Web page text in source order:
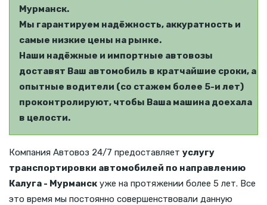
Мурманск.
Мы гарантируем надёжность, аккуратность и
самые низкие цены на рынке.
Наши надёжные и импортные автовозы
доставят Ваш автомобиль в кратчайшие сроки, а
опытные водители (со стажем более 5-и лет)
проконтролируют, чтобы Ваша машина доехала
в целости.
Компания Автовоз 24/7 предоставляет услугу
транспортировки автомобилей по направлению
Калуга - Мурманск уже на протяжении более 5 лет. Все
это время мы постоянно совершенствовали данную